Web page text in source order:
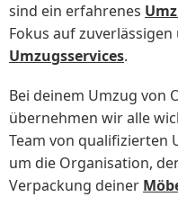
sind ein erfahrenes
Fokus auf
Umzugsservices.
Bei deinem Umzug von
übernehmen wir alle
Team von qualifizierten
um die Organisation,
Verpackung deiner